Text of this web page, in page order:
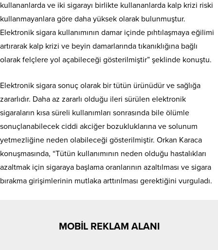
kullananlarda ve iki sigarayı birlikte kullananlarda kalp krizi riski
kullanmayanlara göre daha yüksek olarak bulunmuştur.
Elektronik sigara kullanımının damar içinde pıhtılaşmaya eğilimi
artırarak kalp krizi ve beyin damarlarında tıkanıklığına bağlı
olarak felçlere yol açabileceği gösterilmiştir” şeklinde konuştu.
Elektronik sigara sonuç olarak bir tütün ürünüdür ve sağlığa
zararlıdır. Daha az zararlı olduğu ileri sürülen elektronik
sigaraların kısa süreli kullanımları sonrasında bile ölümle
sonuçlanabilecek ciddi akciğer bozukluklarına ve solunum
yetmezliğine neden olabileceği gösterilmiştir. Orkan Karaca
konuşmasında, “Tütün kullanımının neden olduğu hastalıkları
azaltmak için sigaraya başlama oranlarının azaltılması ve sigara
bırakma girişimlerinin mutlaka arttırılması gerektiğini vurguladı.
MOBİL REKLAM ALANI